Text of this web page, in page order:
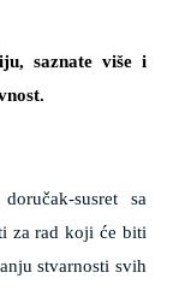
saznate više i
susret sa
za rad koji će biti
stvarnosti svih